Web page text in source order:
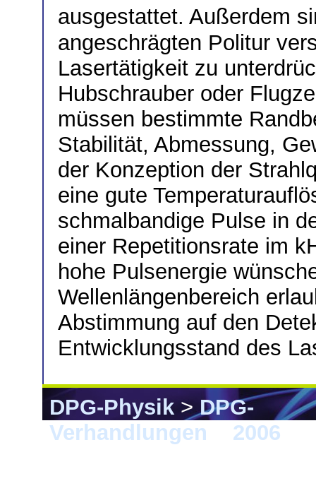
ausgestattet. Außerdem
angeschrägten Politur
Lasertätigkeit zu
Hubschrauber oder
müssen bestimmte
Stabilität, Abmessung,
der Konzeption der
eine gute
schmalbandige Pulse in
einer Repetitionsrate im
hohe Pulsenergie
Wellenlängenbereich
Abstimmung auf den
Entwicklungsstand des
DPG-Physik>DPG-
Verhandlungen
2006